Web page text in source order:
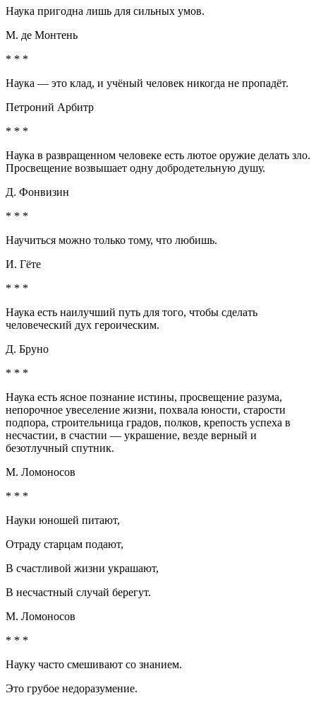
Наука пригодна лишь для сильных умов.
М. де Монтень
* * *
Наука — это клад, и учёный человек никогда не пропадёт.
Петроний Арбитр
* * *
Наука в развращенном человеке есть лютое оружие делать зло.
Просвещение возвышает одну добродетельную душу.
Д. Фонвизин
* * *
Научиться можно только тому, что любишь.
И. Гёте
* * *
Наука есть наилучший путь для того, чтобы сделать
человеческий дух героическим.
Д. Бруно
* * *
Наука есть ясное познание истины, просвещение разума,
непорочное увеселение жизни, похвала юности, старости
подпора, строительница градов, полков, крепость успеха в
несчастии, в счастии — украшение, везде верный и
безотлучный спутник.
М. Ломоносов
* * *
Науки юношей питают,
Отраду старцам подают,
В счастливой жизни украшают,
В несчастный случай берегут.
М. Ломоносов
* * *
Науку часто смешивают со знанием.
Это грубое недоразумение.